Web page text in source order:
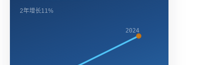
2年增长11%
2024